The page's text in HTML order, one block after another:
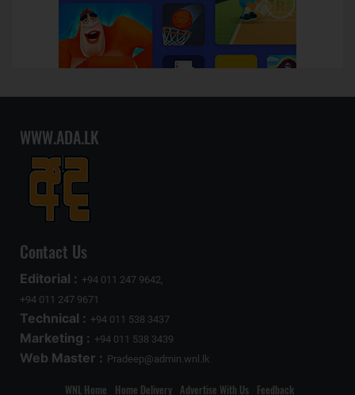
WWW.ADA.LK
Contact Us
Editorial : +94 011 247 9642,
+94 011 247 9671
Technical : +94 011 538 3437
Marketing : +94 011 538 3439
Web Master : Pradeep@admin.wnl.lk
WNL Home Home Delivery Advertise With Us Feedback